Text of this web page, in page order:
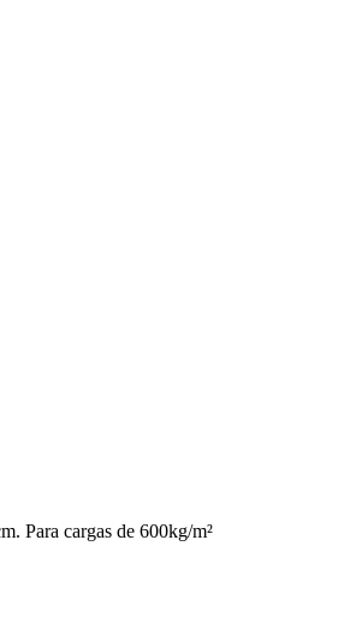
Para cargas de 600kg/m²